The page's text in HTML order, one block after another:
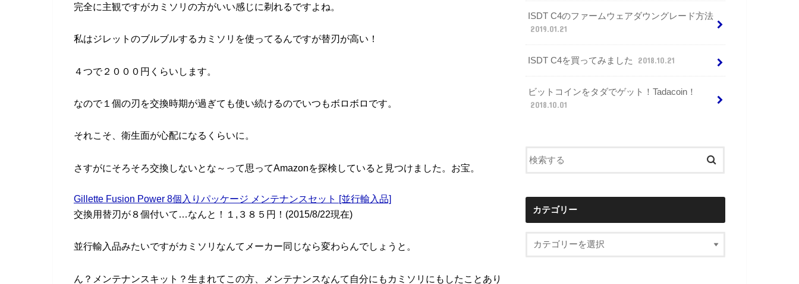
完全に主観ですがカミソリの方がいい感じに剃れるですよね。
私はジレットのブルブルするカミソリを使ってるんですが替刃が高い！
４つで２０００円くらいします。
なので１個の刃を交換時期が過ぎても使い続けるのでいつもボロボロです。
それこそ、衛生面が心配になるくらいに。
さすがにそろそろ交換しないとな～って思ってAmazonを探検していると見つけました。お宝。
Gillette Fusion Power 8個入りパッケージ メンテナンスセット [並行輸入品]
交換用替刃が８個付いて…なんと！１,３８５円！(2015/8/22現在)
並行輸入品みたいですがカミソリなんてメーカー同じなら変わらんでしょうと。
ん？メンテナンスキット？生まれてこの方、メンテナンスなんて自分にもカミソリにもしたことあり
ISDT C4のファームウェアダウングレード方法
2019.01.21
ISDT C4を買ってみました 2018.10.21
ビットコインをタダでゲット！Tadacoin！
2018.10.01
カテゴリー